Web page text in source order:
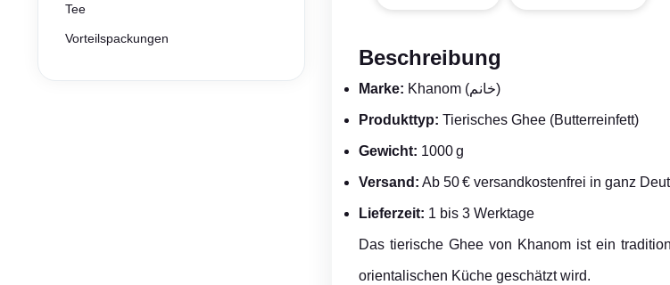
Beschreibung
Marke: Khanom (خانم)
Produkttyp: Tierisches Ghee (Butterreinfett)
Gewicht: 1000 g
Versand: Ab 50 € versandkostenfrei in ganz
Lieferzeit: 1 bis 3 Werktage
Das tierische Ghee von Khanom ist ein
orientalischen Küche geschätzt wird.
Tee
Vorteilspackungen